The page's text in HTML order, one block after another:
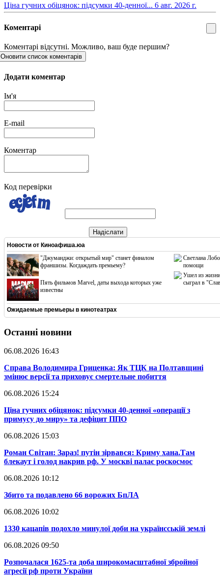
​Ціна гучних обіцянок: підсумки 40-денної... 6 авг. 2026 г.
Коментарі
Коментарі відсутні. Можливо, ваш буде першим?
Оновити список коментарів
Додати коментар
Ім'я
E-mail
Коментар
Код перевірки
Надіслати
Новости от Киноафиша.юа
"Джуманджи: открытый мир" станет финалом
франшизы. Когдаждать премьему?
Пять фильмов Marvel, даты выхода которых уже
известны
Светлана
помощи
Ушел из жизни
сыграл в
Ожидаемые премьеры в кинотеатрах
Останні новини
06.08.2026 16:43
​Справа Володимира Гриценка: Як ТЦК на Полтавщині
змінює версії та приховує смертельне побиття
06.08.2026 15:24
​Ціна гучних обіцянок: підсумки 40-денної «операції з
примусу до миру» та дефіцит ППО
06.08.2026 15:03
​Роман Світан: Зараз! путін зірвався: Криму хана.Там
блекаут і голод накрив рф. У москві палає роскосмос
06.08.2026 10:12
​Збито та подавлено 66 ворожих БпЛА
06.08.2026 10:02
​1330 кацапів подохло минулої доби на українсській землі
06.08.2026 09:50
​Розпочалася 1625-та доба широкомасштабної збройної
агресії рф проти України